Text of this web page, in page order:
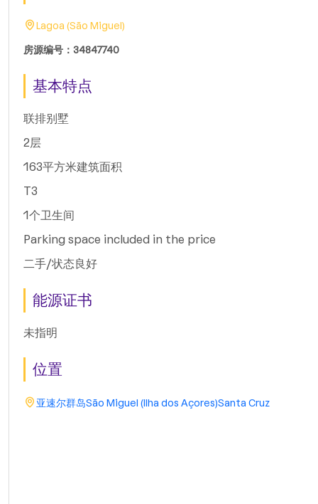
Lagoa (São Miguel)
房源编号：34847740
基本特点
联排别墅
2层
163平方米建筑面积
T3
1个卫生间
Parking space included in the price
二手/状态良好
能源证书
未指明
位置
亚速尔群岛São Miguel (Ilha dos Açores)Santa Cruz